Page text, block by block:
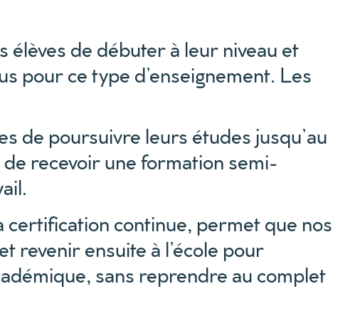
élèves de débuter à leur niveau et
pour ce type d’enseignement. Les
de poursuivre leurs études jusqu’au
recevoir une formation semi-
continue, permet que nos
revenir ensuite à l’école pour
sans reprendre au complet